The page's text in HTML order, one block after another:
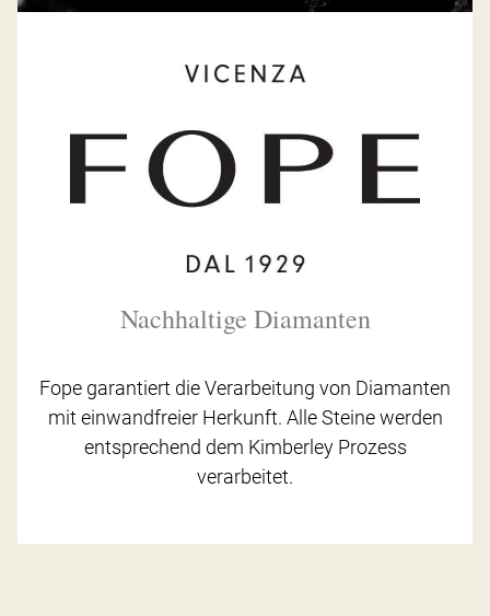
Nachhaltige Diamanten
Fope garantiert die Verarbeitung von Diamanten
mit einwandfreier Herkunft. Alle Steine werden
entsprechend dem Kimberley Prozess
verarbeitet.